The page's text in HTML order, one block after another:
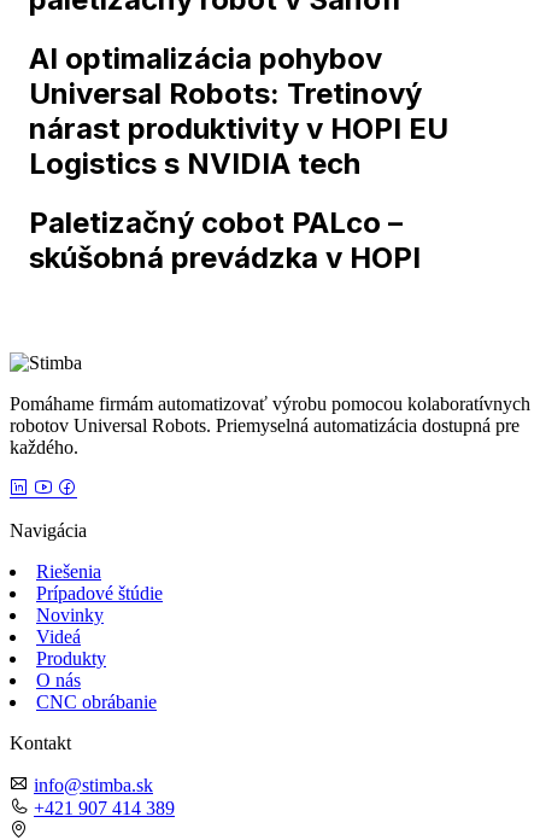
AI optimalizácia pohybov
Universal Robots: Tretinový
nárast produktivity v HOPI EU
Logistics s NVIDIA tech
Paletizačný cobot PALco –
skúšobná prevádzka v HOPI
Pomáhame firmám automatizovať výrobu pomocou kolaboratívnych
robotov Universal Robots. Priemyselná automatizácia dostupná pre
každého.
Navigácia
Riešenia
Prípadové štúdie
Novinky
Videá
Produkty
O nás
CNC obrábanie
Kontakt
info@stimba.sk
+421 907 414 389